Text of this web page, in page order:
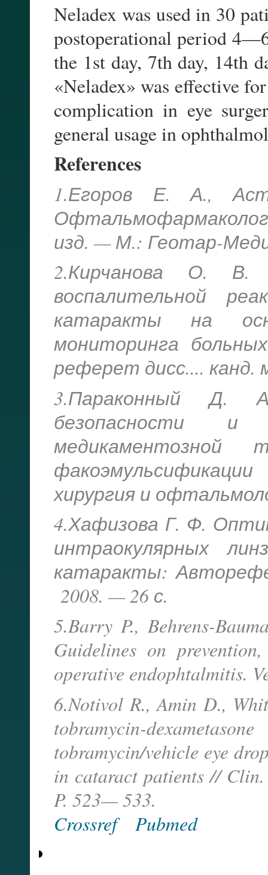
Neladex was used in 30
postoperational period
the 1st day, 7th day, 14th
«Neladex» was effective
complication in eye
general usage in
References
1.Егоров Е. А.,
изд. — М.: Геотар-
2.Кирчанова О. В.
воспалительной
катаракты на
мониторинга
реферет дисс.... канд.
3.Параконный Д.
безопасности и
хирургия и
4.Хафизова Г. Ф.
интраокулярных
катаракты:
2008. — 26 с.
5.Barry P., Behrens-
Guidelines on
operative endophtalmitis.
6.Notivol R., Amin D.,
tobramycin-
tobramycin/vehicle eye
in cataract patients //
P. 523— 533.
Crossref
Pubmed